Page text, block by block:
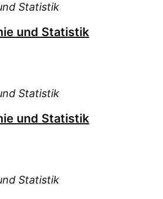
Statistik
und Statistik
Statistik
und Statistik
Statistik